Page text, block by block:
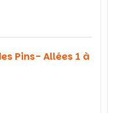
Pins- Allées 1 à